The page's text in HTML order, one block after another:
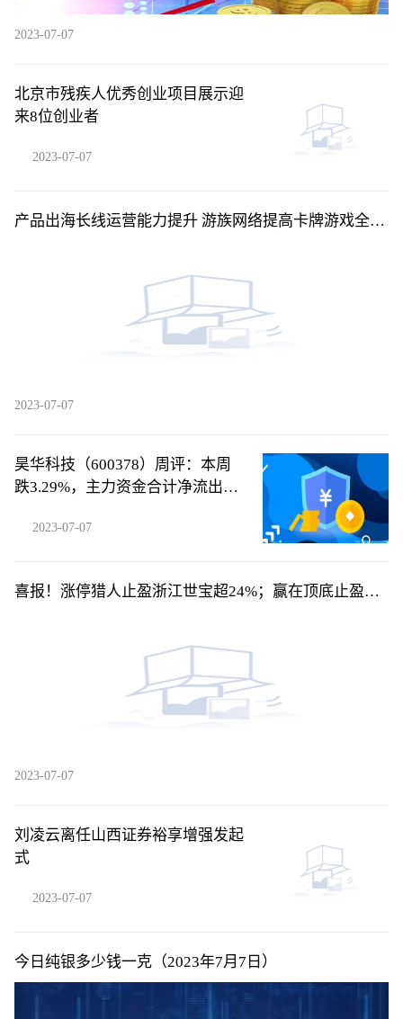
2023-07-07
北京市残疾人优秀创业项目展示迎
来8位创业者
2023-07-07
产品出海长线运营能力提升 游族网络提高卡牌游戏全球
2023-07-07
昊华科技（600378）周评：本周
跌3.29%，主力资金合计净流出
2023-07-07
喜报！涨停猎人止盈浙江世宝超24%；赢在顶底止盈平
2023-07-07
刘凌云离任山西证券裕享增强发起
式
2023-07-07
今日纯银多少钱一克（2023年7月7日）